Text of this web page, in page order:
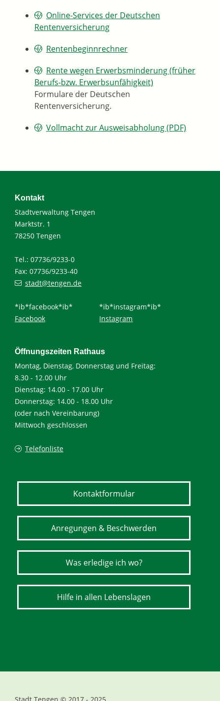
Online-Services der Deutschen
Rentenversicherung
Rentenbeginnrechner
Rente wegen Erwerbsminderung (früher
Berufs-bzw. Erwerbsunfähigkeit)
Formulare der Deutschen
Rentenversicherung.
Vollmacht zur Ausweisabholung (PDF)
Kontakt
Stadtverwaltung Tengen
Marktstr. 1
78250 Tengen
Tel.: 07736/9233-0
Fax: 07736/9233-40
stadt@tengen.de
*ib*facebook*ib*
Facebook
*ib*instagram*ib*
Instagram
Öffnungszeiten Rathaus
Montag, Dienstag, Donnerstag und Freitag:
8.30 - 12.00 Uhr
Dienstag: 14.00 - 17.00 Uhr
Donnerstag: 14.00 - 18.00 Uhr
(oder nach Vereinbarung)
Mittwoch geschlossen
Telefonliste
Kontaktformular
Anregungen & Beschwerden
Was erledige ich wo?
Hilfe in allen Lebenslagen